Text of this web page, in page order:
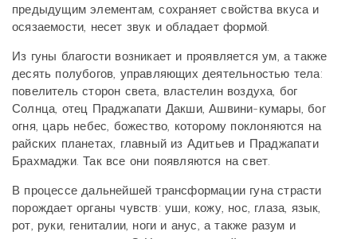
предыдущим элементам, сохраняет свойства вкуса и
осязаемости, несет звук и обладает формой.
Из гуны благости возникает и проявляется ум, а также
десять полубогов, управляющих деятельностью тела:
повелитель сторон света, властелин воздуха, бог
Солнца, отец Праджапати Дакши, Ашвини-кумары, бог
огня, царь небес, божество, которому поклоняются на
райских планетах, главный из Адитьев и Праджапати
Брахмаджи. Так все они появляются на свет.
В процессе дальнейшей трансформации гуна страсти
порождает органы чувств: уши, кожу, нос, глаза, язык,
рот, руки, гениталии, ноги и анус, а также разум и